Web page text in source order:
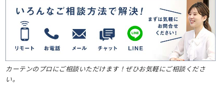
カーテンのプロにご相談いただけます！ぜひお気軽にご相談くださ
い。